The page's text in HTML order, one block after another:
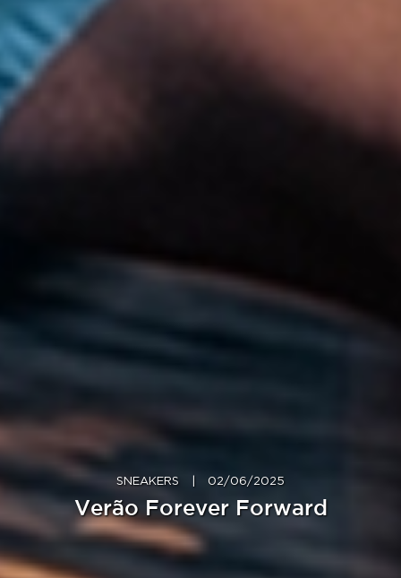
SNEAKERS 02/06/2025
Verão Forever Forward